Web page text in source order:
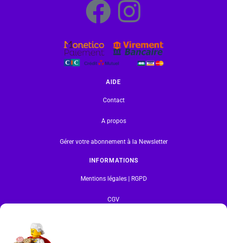
AIDE
Contact
A propos
Gérer votre abonnement à la Newsletter
INFORMATIONS
Mentions légales | RGPD
CGV